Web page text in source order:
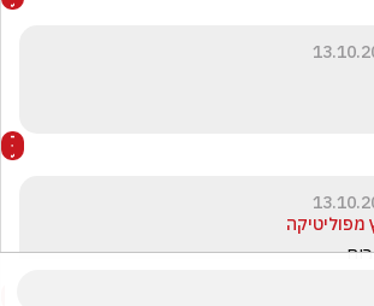
מפוליטיקה
כוח